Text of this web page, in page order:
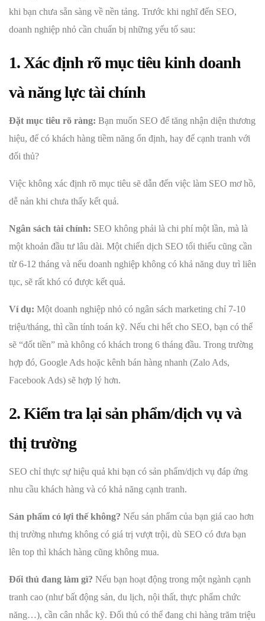
khi bạn chưa sẵn sàng về nền tảng. Trước khi nghĩ đến SEO,
doanh nghiệp nhỏ cần chuẩn bị những yếu tố sau:
1. Xác định rõ mục tiêu kinh doanh
và năng lực tài chính
Đặt mục tiêu rõ ràng: Bạn muốn SEO để tăng nhận diện thương
hiệu, để có khách hàng tiềm năng ổn định, hay để cạnh tranh với
đối thủ?
Việc không xác định rõ mục tiêu sẽ dẫn đến việc làm SEO mơ hồ,
dễ nản khi chưa thấy kết quả.
Ngân sách tài chính: SEO không phải là chi phí một lần, mà là
một khoản đầu tư lâu dài. Một chiến dịch SEO tối thiểu cũng cần
từ 6-12 tháng và nếu doanh nghiệp không có khả năng duy trì liên
tục, sẽ rất khó có được kết quả.
Ví dụ: Một doanh nghiệp nhỏ có ngân sách marketing chỉ 7-10
triệu/tháng, thì cần tính toán kỹ. Nếu chi hết cho SEO, bạn có thể
sẽ “đốt tiền” mà không có khách trong 6 tháng đầu. Trong trường
hợp đó, Google Ads hoặc kênh bán hàng nhanh (Zalo Ads,
Facebook Ads) sẽ hợp lý hơn.
2. Kiểm tra lại sản phẩm/dịch vụ và
thị trường
SEO chỉ thực sự hiệu quả khi bạn có sản phẩm/dịch vụ đáp ứng
nhu cầu khách hàng và có khả năng cạnh tranh.
Sản phẩm có lợi thế không? Nếu sản phẩm của bạn giá cao hơn
thị trường nhưng không có giá trị vượt trội, dù SEO có đưa bạn
lên top thì khách hàng cũng không mua.
Đối thủ đang làm gì? Nếu bạn hoạt động trong một ngành cạnh
tranh cao (như bất động sản, du lịch, nội thất, thực phẩm chức
năng…), cần cân nhắc kỹ. Đối thủ có thể đang chi hàng trăm triệu